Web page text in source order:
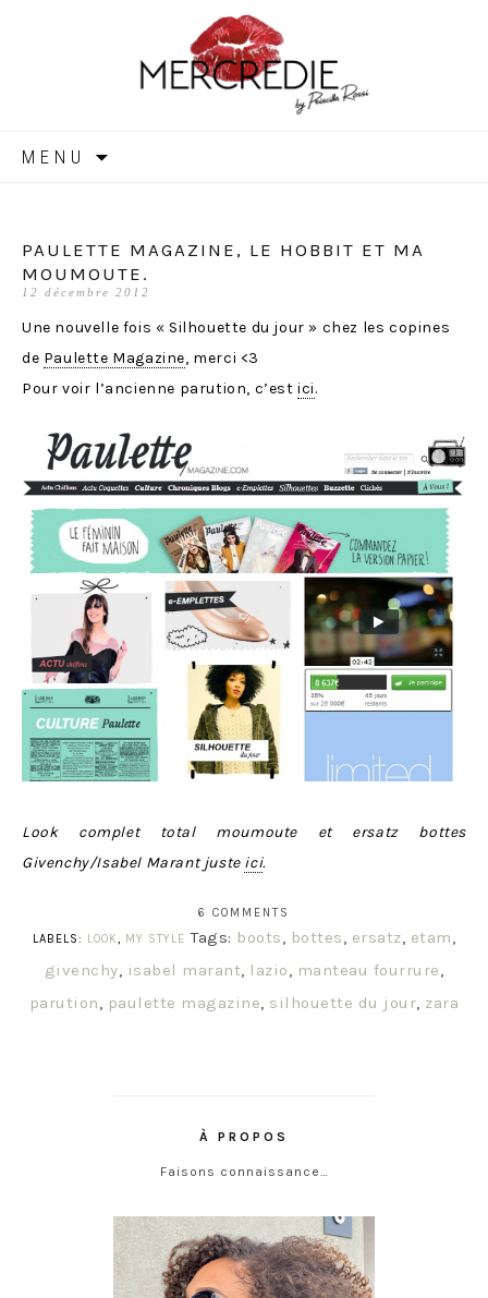
MERCREDIE
MENU
PAULETTE MAGAZINE, LE HOBBIT ET MA
MOUMOUTE.
12 décembre 2012
Une nouvelle fois « Silhouette du jour » chez les copines
de Paulette Magazine, merci <3
Pour voir l’ancienne parution, c’estici.
Look complet total moumoute et ersatz bottes
Givenchy/Isabel Marant juste ici.
6 COMMENTS
LABELS: LOOK, MY STYLE Tags: boots, bottes, ersatz, etam,
givenchy, isabel marant, lazio, manteau fourrure,
parution, paulette magazine, silhouette du jour, zara
À PROPOS
Faisons connaissance…